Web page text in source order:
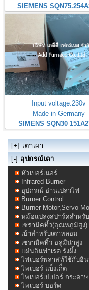
SIEMENS
Input voltage:230v
Made in Germany
SIMENS SQN30
[+] เตาเผา
[-] อุปกรณ์เตา
หัวเบอร์เนอร์
Infrared Burner
อุปกรณ์ อ่านเปลวไฟ
Burner Control
Burner Motor,Servo
หม้อแปลงสปาร์คสำหรั
เซรามิคทิ้ว(อุณหภูมิสูง)
เบ้าสำหรับเตาหลอม
เซรามิคทิ้ว อลูมิน่าสูง
แผ่นอินฟาเรด รังผึ้ง
ไฟเบอร์พลาสท์ใช้กับอิน
ไพเบอร์ แบ็งเก็ต
ไพเบอร์เปเปอร์ กระดาษ
ไพเบอร์ บอร์ด